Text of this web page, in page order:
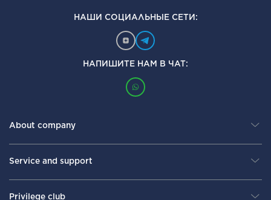
НАШИ СОЦИАЛЬНЫЕ СЕТИ:
НАПИШИТЕ НАМ В ЧАТ:
About company
Service and support
Privilege club